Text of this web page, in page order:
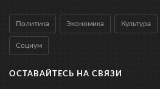
Политика Экономика Культура
Социум
ОСТАВАЙТЕСЬ НА СВЯЗИ